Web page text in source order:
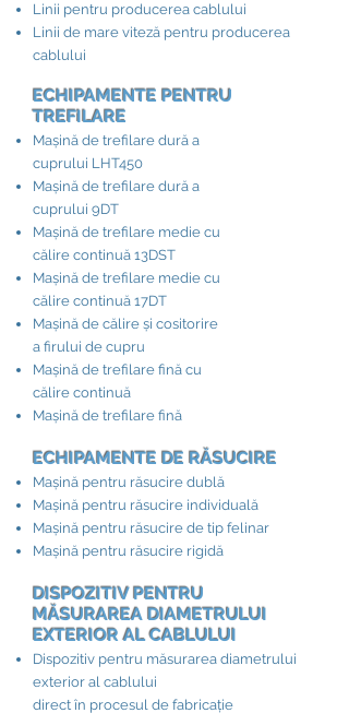
Linii pentru producerea cablului
Linii de mare viteză pentru producerea
cablului
ECHIPAMENTE PENTRU
TREFILARE
Mașină de trefilare dură a
cuprului LHT450
Mașină de trefilare dură a
cuprului 9DT
Mașină de trefilare medie cu
călire continuă 13DST
Mașină de trefilare medie cu
călire continuă 17DT
Mașină de călire și cositorire
a firului de cupru
Mașină de trefilare fină cu
călire continuă
Mașină de trefilare fină
ECHIPAMENTE DE RĂSUCIRE​
Mașină pentru răsucire dublă
Mașină pentru răsucire individuală
Mașină pentru răsucire de tip felinar
Mașină pentru răsucire rigidă
DISPOZITIV PENTRU
MĂSURAREA DIAMETRULUI
EXTERIOR AL CABLULUI​
Dispozitiv pentru măsurarea diametrului
exterior al cablului
direct în procesul de fabricație